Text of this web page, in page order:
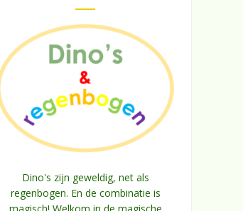
Dino's zijn geweldig, net als
regenbogen. En de combinatie is